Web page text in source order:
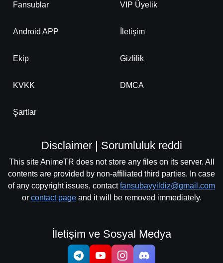
Fansublar VIP Üyelik
Android APP İletişim
Ekip Gizlilik
KVKK DMCA
Şartlar
Disclaimer | Sorumluluk reddi
This site AnimeTR does not store any files on its server. All
contents are provided by non-affiliated third parties. In case
of any copyright issues, contactfansubayyildiz@gmail.com
or contact pageand it will be removed immediately.
İletişim ve Sosyal Medya